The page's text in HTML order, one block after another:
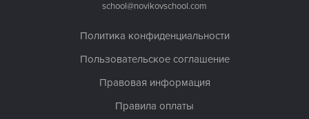
school@novikovschool.com
Политика конфиденциальности
Пользовательское соглашение
Правовая информация
Правила оплаты